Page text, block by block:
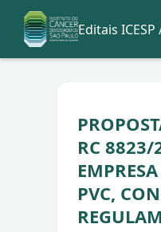
Editais ICESP
RC 8823/
PVC,